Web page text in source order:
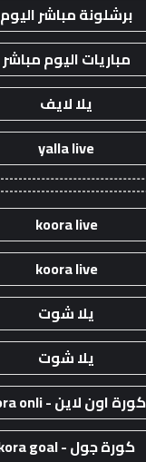
برشلونة مباشر اليوم
مباريات اليوم مباشر
يلا لايف
yalla live
koora live
koora live
يلا شوت
يلا شوت
كورة اون لاين - kora onli
كورة جول - kora goal